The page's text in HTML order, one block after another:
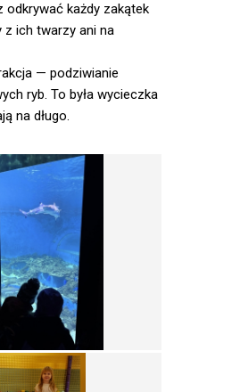
odkrywać każdy zakątek
z ich twarzy ani na
— podziwianie
ryb. To była wycieczka
na długo.